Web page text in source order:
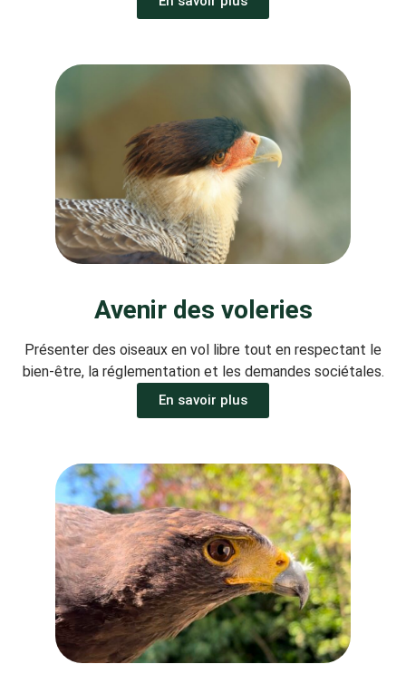
Avenir des voleries
Présenter des oiseaux en vol libre tout en respectant le
bien-être, la réglementation et les demandes sociétales.
En savoir plus